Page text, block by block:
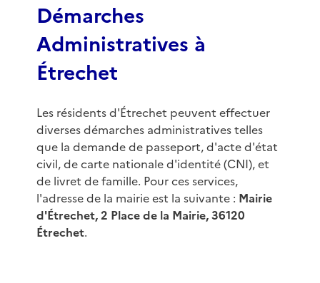
Démarches
Administratives à
Étrechet
Les résidents d'Étrechet peuvent effectuer
diverses démarches administratives telles
que la demande de passeport, d'acte d'état
civil, de carte nationale d'identité (CNI), et
de livret de famille. Pour ces services,
l'adresse de la mairie est la suivante : Mairie
d'Étrechet, 2 Place de la Mairie, 36120
Étrechet.